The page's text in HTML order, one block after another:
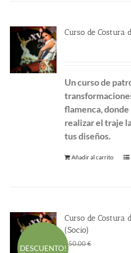
Curso de Costura
Un curso de
flamenca,
realizar el traje
tus diseños.
Añadir al carrito
DESCUENTO!
Curso de Costura
(Socio)
450.00€